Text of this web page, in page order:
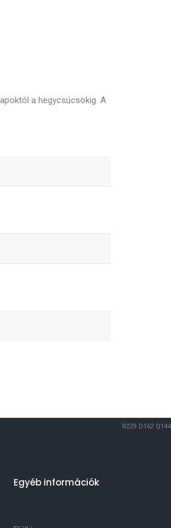
a hegycsúcsokig. A
R229 D162 Q144
Egyéb információk